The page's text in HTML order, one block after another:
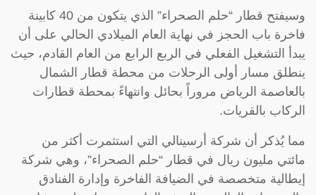
وسيفتح قطار “حلم الصحراء” الذي يتكون من 40 كابينة
فاخرة باب الحجز في نهاية العام الميلادي الحالي على أن
يبدأ التشغيل الفعلي في الربع الرابع من العام القادم، حيث
ينطلق مسار أولى الرحلات من محطة قطار الشمال
بالعاصمة الرياض مروراً بحائل وانتهاءً بمحطة قطارات
الركاب بالقريات.
مما يُذكر أن شركة أرسينالي التي استثمرت أكثر من
مائتي مليون ريال في قطار “حلم الصحراء”، وهي شركة
إيطالية متخصصة في الضيافة الفاخرة وإدارة الفنادق